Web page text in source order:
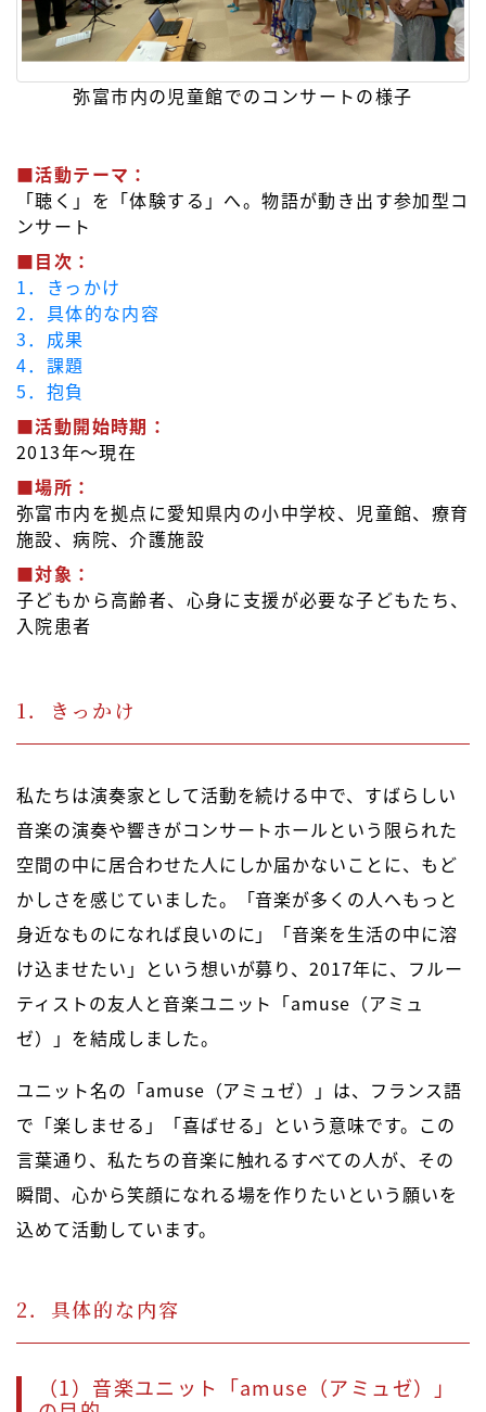
弥富市内の児童館でのコンサートの様子
■活動テーマ：
「聴く」を「体験する」へ。物語が動き出す参加型コ
ンサート
■目次：
1．きっかけ
2．具体的な内容
3．成果
4．課題
5．抱負
■活動開始時期：
2013年～現在
■場所：
弥富市内を拠点に愛知県内の小中学校、児童館、療育
施設、病院、介護施設
■対象：
子どもから高齢者、心身に支援が必要な子どもたち、
入院患者
1．きっかけ
私たちは演奏家として活動を続ける中で、すばらしい
音楽の演奏や響きがコンサートホールという限られた
空間の中に居合わせた人にしか届かないことに、もど
かしさを感じていました。「音楽が多くの人へもっと
身近なものになれば良いのに」「音楽を生活の中に溶
け込ませたい」という想いが募り、2017年に、フルー
ティストの友人と音楽ユニット「amuse（アミュ
ゼ）」を結成しました。
ユニット名の「amuse（アミュゼ）」は、フランス語
で「楽しませる」「喜ばせる」という意味です。この
言葉通り、私たちの音楽に触れるすべての人が、その
瞬間、心から笑顔になれる場を作りたいという願いを
込めて活動しています。
2．具体的な内容
（1）音楽ユニット「amuse（アミュゼ）」